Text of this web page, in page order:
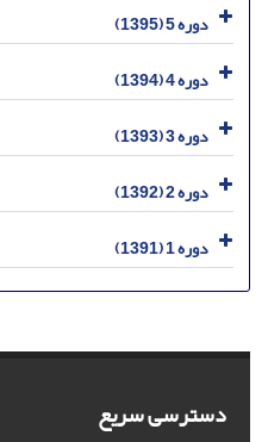
دوره 5 (1395)
دوره 4 (1394)
دوره 3 (1393)
دوره 2 (1392)
دوره 1 (1391)
دسترسی سریع